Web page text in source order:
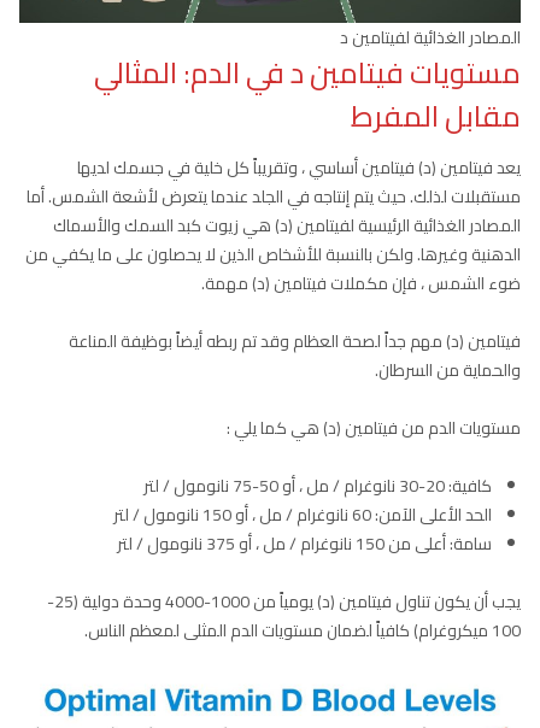
المصادر الغذائية لفيتامين د
مستويات فيتامين د في الدم: المثالي
مقابل المفرط
يعد فيتامين (د) فيتامين أساسي ، وتقريباً كل خلية في جسمك لديها
مستقبلات لذلك. حيث يتم إنتاجه في الجلد عندما يتعرض لأشعة الشمس. أما
المصادر الغذائية الرئيسية لفيتامين (د) هي زيوت كبد السمك والأسماك
الدهنية وغيرها. ولكن بالنسبة للأشخاص الذين لا يحصلون على ما يكفي من
ضوء الشمس ، فإن مكملات فيتامين (د) مهمة.
فيتامين (د) مهم جداً لصحة العظام وقد تم ربطه أيضاً بوظيفة المناعة
والحماية من السرطان.
مستويات الدم من فيتامين (د) هي كما يلي :
كافية: 20-30 نانوغرام / مل ، أو 50-75 نانومول / لتر
الحد الأعلى الآمن: 60 نانوغرام / مل ، أو 150 نانومول / لتر
سامة: أعلى من 150 نانوغرام / مل ، أو 375 نانومول / لتر
يجب أن يكون تناول فيتامين (د) يومياً من 1000-4000 وحدة دولية (25-
100 ميكروغرام) كافياً لضمان مستويات الدم المثلى لمعظم الناس.